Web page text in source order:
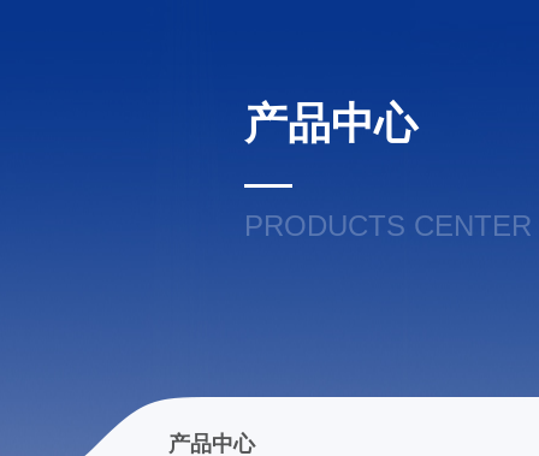
产品中心
PRODUCTS CENTER
产品中心